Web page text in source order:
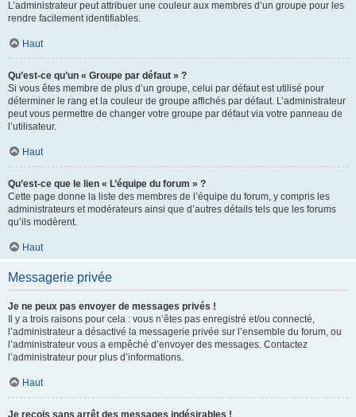
L’administrateur peut attribuer une couleur aux membres d’un groupe pour les
rendre facilement identifiables.
Haut
Qu’est-ce qu’un « Groupe par défaut » ?
Si vous êtes membre de plus d’un groupe, celui par défaut est utilisé pour
déterminer le rang et la couleur de groupe affichés par défaut. L’administrateur
peut vous permettre de changer votre groupe par défaut via votre panneau de
l’utilisateur.
Haut
Qu’est-ce que le lien « L’équipe du forum » ?
Cette page donne la liste des membres de l’équipe du forum, y compris les
administrateurs et modérateurs ainsi que d’autres détails tels que les forums
qu’ils modèrent.
Haut
Messagerie privée
Je ne peux pas envoyer de messages privés !
Il y a trois raisons pour cela : vous n’êtes pas enregistré et/ou connecté,
l’administrateur a désactivé la messagerie privée sur l’ensemble du forum, ou
l’administrateur vous a empêché d’envoyer des messages. Contactez
l’administrateur pour plus d’informations.
Haut
Je reçois sans arrêt des messages indésirables !